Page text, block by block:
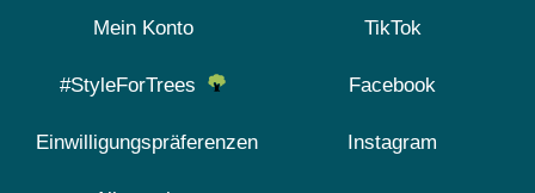
Mein Konto
#StyleForTrees
Einwilligungspräferenzen
TikTok
Facebook
Instagram